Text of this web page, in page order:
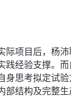
项目后，杨沛
经验支撑。而
思考拟定试
结构及完整